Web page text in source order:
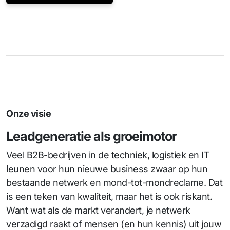
Onze visie
Leadgeneratie als groeimotor
Veel B2B-bedrijven in de techniek, logistiek en IT
leunen voor hun nieuwe business zwaar op hun
bestaande netwerk en mond-tot-mondreclame. Dat
is een teken van kwaliteit, maar het is ook riskant.
Want wat als de markt verandert, je netwerk
verzadigd raakt of mensen (en hun kennis) uit jouw